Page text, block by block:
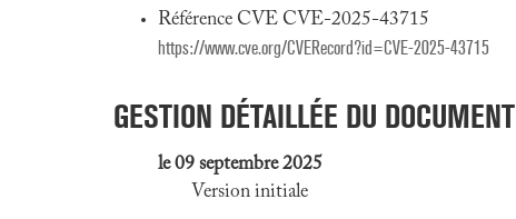
Référence CVE CVE-2025-43715
https://www.cve.org/CVERecord?id=CVE-2025-43715
GESTION DÉTAILLÉE DU DOCUMENT
le 09 septembre 2025
Version initiale